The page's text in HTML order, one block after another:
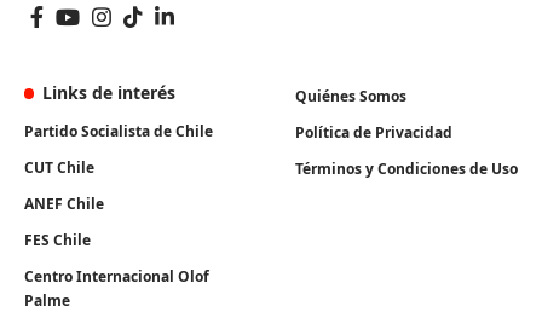
Links de interés
Partido Socialista de Chile
CUT Chile
ANEF Chile
FES Chile
Centro Internacional Olof
Palme
Quiénes Somos
Política de Privacidad
Términos y Condiciones de Uso